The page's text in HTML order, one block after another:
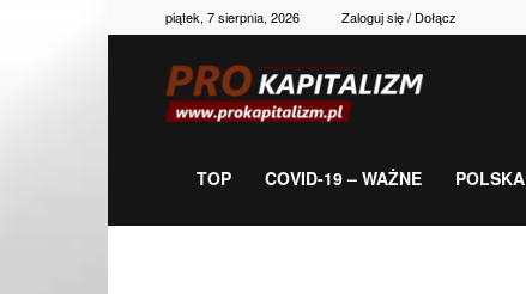
piątek, 7 sierpnia, 2026 Zaloguj się / Dołącz
gospodarka,
TOP COVID-19 – WAŻNE POLSKA